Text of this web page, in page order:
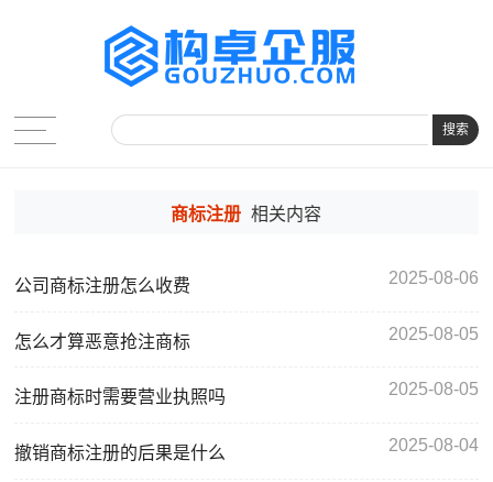
搜索
商标注册 相关内容
公司商标注册怎么收费 2025-08-06
怎么才算恶意抢注商标 2025-08-05
注册商标时需要营业执照吗 2025-08-05
撤销商标注册的后果是什么 2025-08-04